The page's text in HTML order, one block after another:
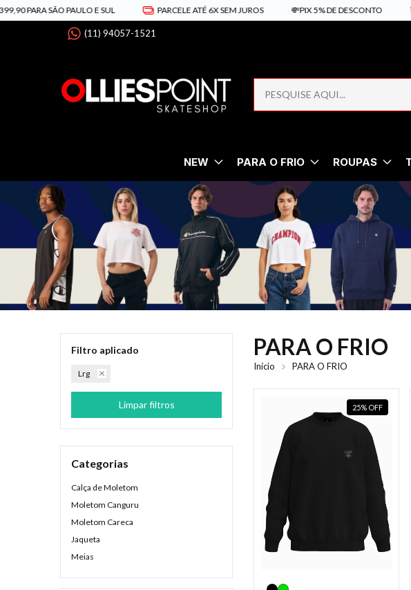
SÃO PAULO E SUL PARCELE ATÉ 6X SEM JUROS 💸PIX 5% DE DESCONTO FRETE
(11) 94057-1521
NEW PARA O FRIO ROUPAS
Filtro aplicado
Lrg
Limpar filtros
Categorias
Calça de Moletom
Moletom Canguru
Moletom Careca
Jaqueta
Meias
PARA O FRIO
Início PARA O FRIO
25% OFF